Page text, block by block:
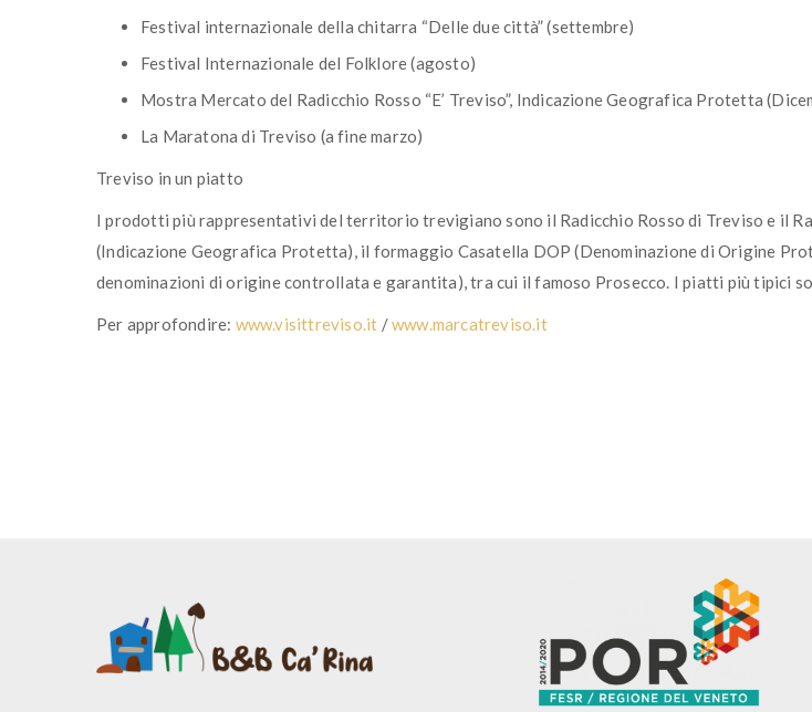
Festival internazionale della chitarra “Delle due città” (settembre)
Festival Internazionale del Folklore (agosto)
Mostra Mercato del Radicchio Rosso “E’ Treviso”, Indicazione Geografica Protetta
La Maratona di Treviso (a fine marzo)
Treviso in un piatto
I prodotti più rappresentativi del territorio trevigiano sono il Radicchio Rosso di Treviso e il
(Indicazione Geografica Protetta), il formaggio Casatella DOP (Denominazione di Origine
denominazioni di origine controllata e garantita), tra cui il famoso Prosecco. I piatti più tipici
Per approfondire: www.visittreviso.it /www.marcatreviso.it